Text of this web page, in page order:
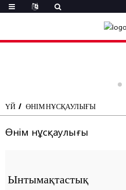
ҮЙ ӨНІМ НҰСҚАУЛЫҒЫ
Өнім нұсқаулығы
Ынтымақтастық